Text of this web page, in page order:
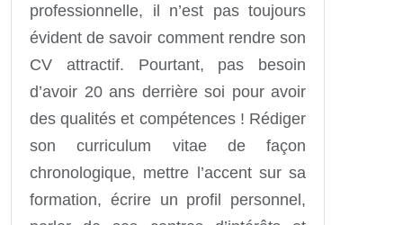
professionnelle, il n’est pas toujours
évident de savoir comment rendre son
CV attractif. Pourtant, pas besoin
d’avoir 20 ans derrière soi pour avoir
des qualités et compétences ! Rédiger
son curriculum vitae de façon
chronologique, mettre l’accent sur sa
formation, écrire un profil personnel,